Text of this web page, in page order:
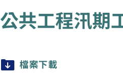
公共工程汛期
檔案下載